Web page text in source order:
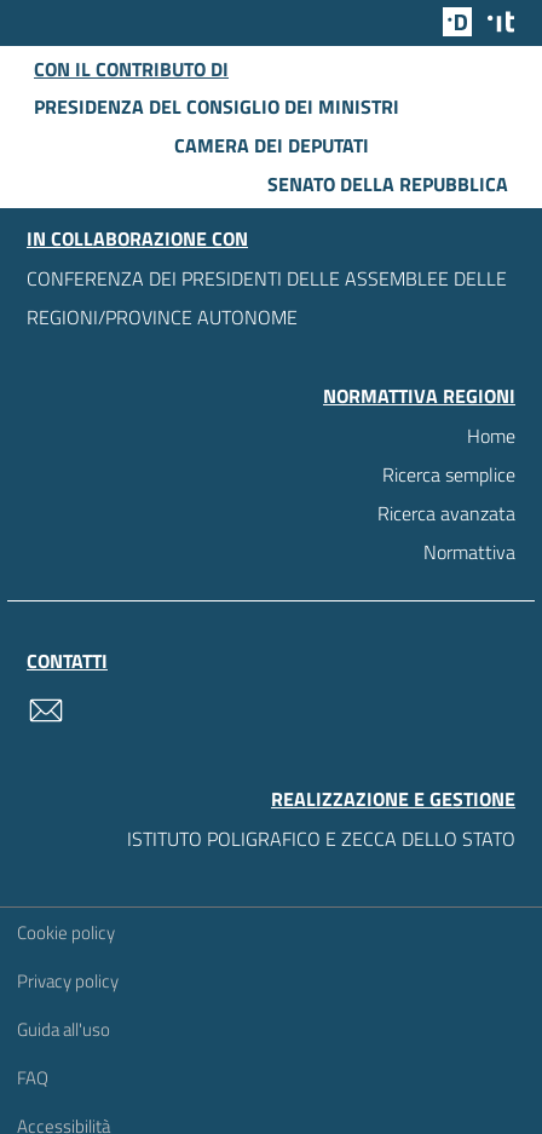
Team
CON IL CONTRIBUTO DI
PRESIDENZA DEL CONSIGLIO DEI MINISTRI
CAMERA DEI DEPUTATI
SENATO DELLA REPUBBLICA
IN COLLABORAZIONE CON
CONFERENZA DEI PRESIDENTI DELLE ASSEMBLEE DELLE
REGIONI/PROVINCE AUTONOME
NORMATTIVA REGIONI
Home
Ricerca semplice
Ricerca avanzata
Normattiva
CONTATTI
REALIZZAZIONE E GESTIONE
ISTITUTO POLIGRAFICO E ZECCA DELLO STATO
Sezione Link Utili
Cookie policy
Privacy policy
Guida all'uso
FAQ
Accessibilità